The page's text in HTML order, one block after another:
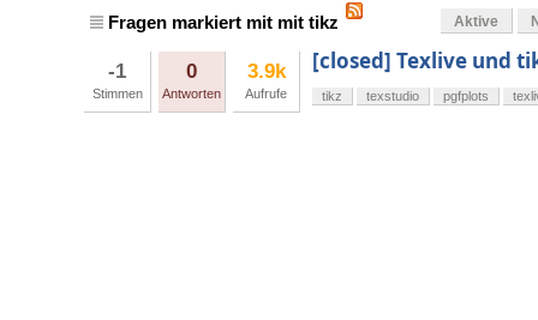
Fragen markiert mit mit tikz Aktive
-1
Stimmen
0
Antworten
3.9k
Aufrufe
[closed] Texlive und
tikz texstudio pgfplots